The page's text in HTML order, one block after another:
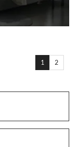
1 2